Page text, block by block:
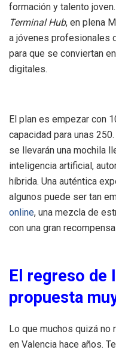
formación y talento
Terminal Hub, en plena
a jóvenes profesionales
para que se conviertan
digitales.
El plan es empezar con
capacidad para unas
se llevarán una mochila
inteligencia artificial,
híbrida. Una auténtica
algunos puede ser tan
online, una mezcla de
con una gran
El regreso de
propuesta
Lo que muchos quizá no
en Valencia hace años.